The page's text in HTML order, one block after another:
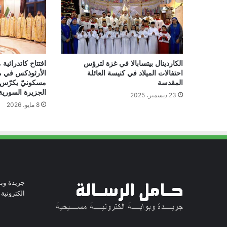
الكاردينال بيتسابالا في غزة لترؤس
احتفالات الميلاد في كنيسة العائلة
المقدسة
23 ديسمبر، 2025
افتتاح
الأرثوذكس في
مسكونيّ يكرّس
الجزيرة
8 مايو، 2026
جريدة